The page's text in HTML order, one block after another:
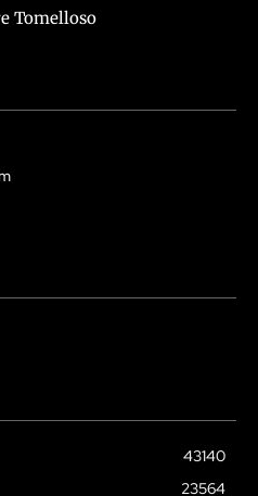
Tomelloso
43140
23564